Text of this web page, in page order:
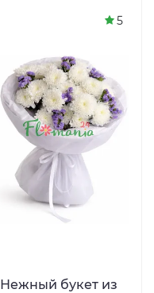
Нежный букет из
5